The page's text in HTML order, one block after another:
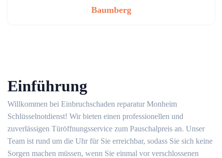
Baumberg
Einführung
Willkommen bei Einbruchschaden reparatur Monheim
Schlüsselnotdienst! Wir bieten einen professionellen und
zuverlässigen Türöffnungsservice zum Pauschalpreis an.​ Unser
Team ist rund um die Uhr für Sie erreichbar, sodass Sie sich keine
Sorgen machen müssen, wenn Sie einmal vor verschlossenen